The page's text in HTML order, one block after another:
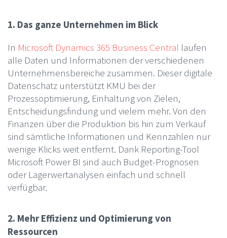
1. Das ganze Unternehmen im Blick
In Microsoft Dynamics 365 Business Central laufen
alle Daten und Informationen der verschiedenen
Unternehmensbereiche zusammen. Dieser digitale
Datenschatz unterstützt KMU bei der
Prozessoptimierung, Einhaltung von Zielen,
Entscheidungsfindung und vielem mehr. Von den
Finanzen über die Produktion bis hin zum Verkauf
sind sämtliche Informationen und Kennzahlen nur
wenige Klicks weit entfernt. Dank Reporting-Tool
Microsoft Power BI sind auch Budget-Prognosen
oder Lagerwertanalysen einfach und schnell
verfügbar.
2. Mehr Effizienz und Optimierung von
Ressourcen